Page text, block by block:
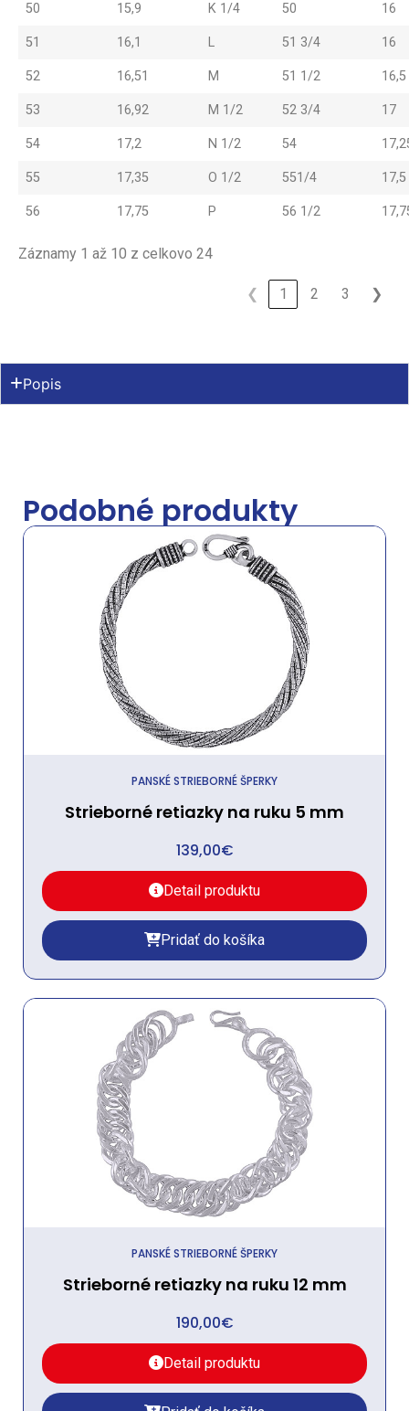
50 15,9 K 1/4 50 16
51 16,1 L 51 3/4 16
52 16,51 M 51 1/2 16,5
53 16,92 M 1/2 52 3/4 17
54 17,2 N 1/2 54
55 17,35 O 1/2 551/4 17,5
56 17,75 P 56 1/2
Záznamy 1 až 10 z celkovo 24
❮ 1 2 3 ❯
Popis
Podobné produkty
PANSKÉ STRIEBORNÉ ŠPERKY
Strieborné retiazky na ruku 5 mm
139,00€
Detail produktu
Pridať do košíka
PANSKÉ STRIEBORNÉ ŠPERKY
Strieborné retiazky na ruku 12 mm
190,00€
Detail produktu